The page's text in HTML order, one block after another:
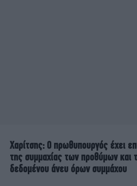
Χαρίτσης: O πρωθυπουργός έχει
της συμμαχίας των προθύμων και
δεδομένου άνευ όρων συμμάχου